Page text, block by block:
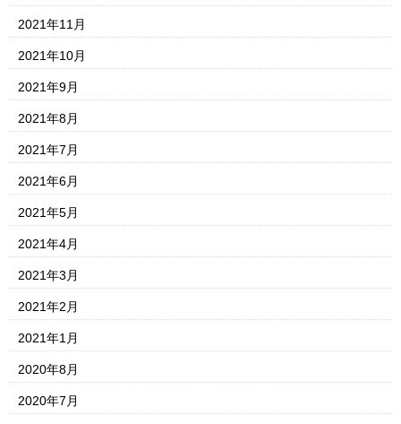
2021年11月
2021年10月
2021年9月
2021年8月
2021年7月
2021年6月
2021年5月
2021年4月
2021年3月
2021年2月
2021年1月
2020年8月
2020年7月